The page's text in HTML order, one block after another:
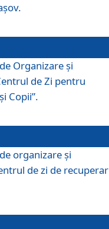
Organizare și
de Zi pentru
Copii”.
organizare şi
de zi de